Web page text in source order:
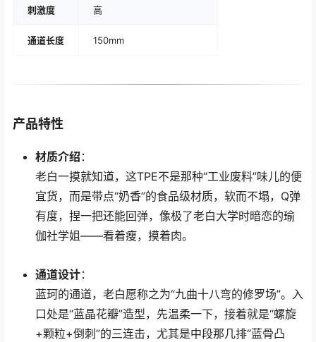
刺激度 高
通道长度 150mm
产品特性
材质介绍 ：
老白一摸就知道，这TPE不是那种“工业废料”味儿的便
宜货，而是带点“奶香”的食品级材质，软而不塌，Q弹
有度，捏一把还能回弹，像极了老白大学时暗恋的瑜
伽社学姐——看着瘦，摸着肉。
通道设计：
蓝珂的通道，老白愿称之为“九曲十八弯的修罗场”。入
口处是“蓝晶花瓣”造型，先温柔一下，接着就是“螺旋
+颗粒+倒刺”的三连击，尤其是中段那几排“蓝骨凸